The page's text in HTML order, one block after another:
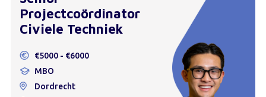
Projectcoördinator
Civiele Techniek
€5000 - €6000
MBO
Dordrecht